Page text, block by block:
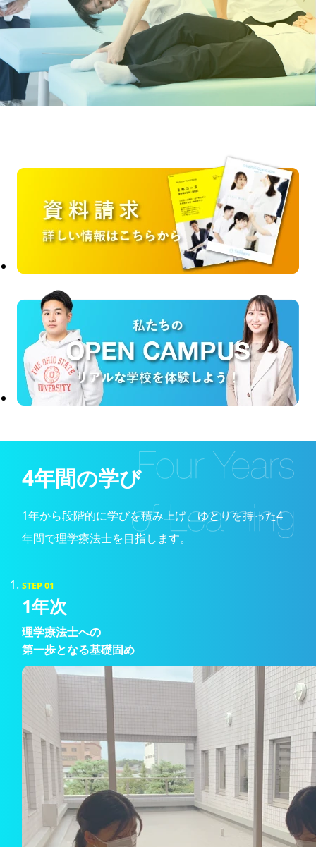
4年間の学び
1年から段階的に学びを積み上げ、ゆとりを持った4
年間で理学療法士を目指します。
STEP 01
1年次
理学療法士への
第一歩となる基礎固め